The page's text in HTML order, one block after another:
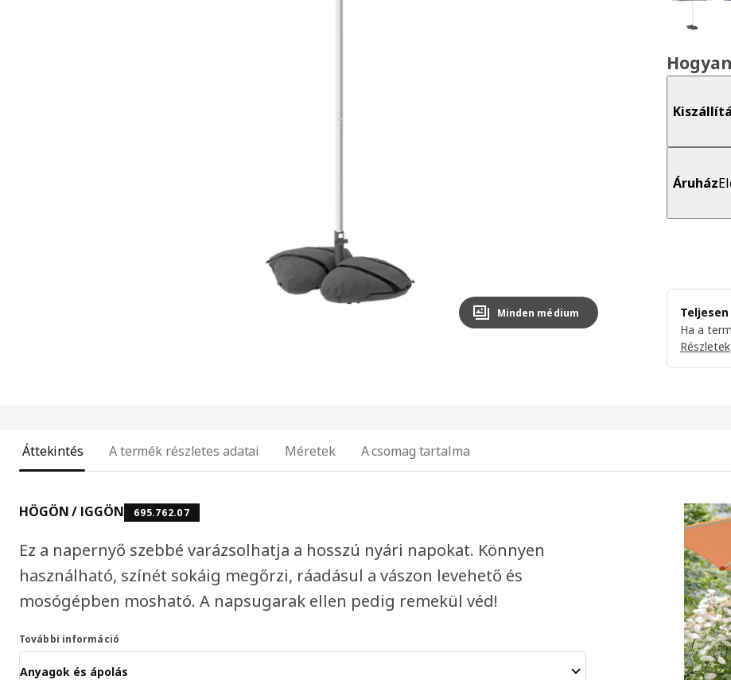
Minden médium
Áruház
Ha a
Részletek
Áttekintés A termék részletes adatai Méretek A csomag tartalma
HÖGÖN / IGGÖN 695.762.07
Ez a napernyő szebbé varázsolhatja a hosszú nyári napokat. Könnyen
használható, színét sokáig megőrzi, ráadásul a vászon levehető és
mosógépben mosható. A napsugarak ellen pedig remekül véd!
További információ
Anyagok és ápolás